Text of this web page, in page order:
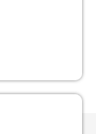
med
och se
i din